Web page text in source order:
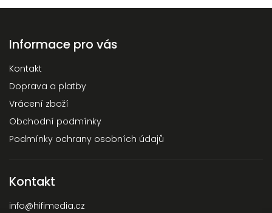
Informace pro vás
Kontakt
Doprava a platby
Vrácení zboží
Obchodní podmínky
Podmínky ochrany osobních údajů
Kontakt
info@hifimedia.cz